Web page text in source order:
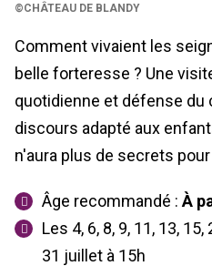
©CHÂTEAU DE BLANDY
Comment vivaient les
belle forteresse ? Une
quotidienne et défense du
discours adapté aux
n'aura plus de secrets
Âge recommandé : À
Les 4, 6, 8, 9, 11, 13,
31 juillet à 15h